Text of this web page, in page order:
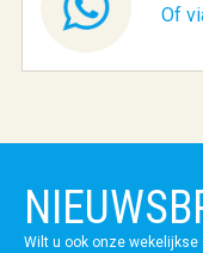
Of
Wilt u ook onze